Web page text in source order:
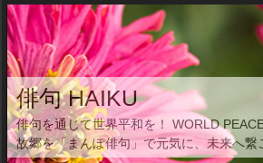
俳句 HAIKU
俳句を通じて世界平和を！ WORLD
故郷を「まんぽ俳句」で元気に、未来へ繋